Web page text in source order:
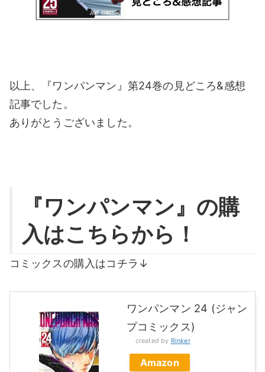
以上、『ワンパンマン』第24巻の見どころ&感想
記事でした。
ありがとうございました。
『ワンパンマン』の購
入はこちらから！
コミックスの購入はコチラ↓
ワンパンマン 24 (ジャン
プコミックス)
created by Rinker
Amazon